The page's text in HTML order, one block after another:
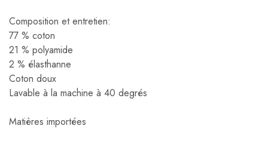
Composition et entretien:
77 % coton
21 % polyamide
2 % élasthanne
Coton doux
Lavable à la machine à 40 degrés
Matières importées